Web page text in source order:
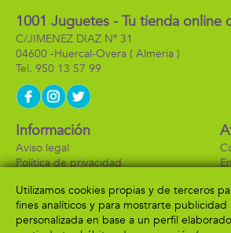
1001 Juguetes - Tu tienda online
C/JIMENEZ DIAZ Nº 31
04600 -Huercal-Overa ( Almeria )
950 13 57 99
Información
Aviso legal
Política de privacidad
Formas de pago
Utilizamos cookies propias y de terceros
fines analíticos y para mostrarte publicidad
personalizada en base a un perfil